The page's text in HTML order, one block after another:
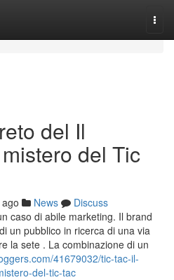
del Il
del Tic
News
Discuss
caso di abile marketing. Il brand
un pubblico in ricerca di una via
la sete . La combinazione di un
41679032/tic-tac-il-
del-tic-tac